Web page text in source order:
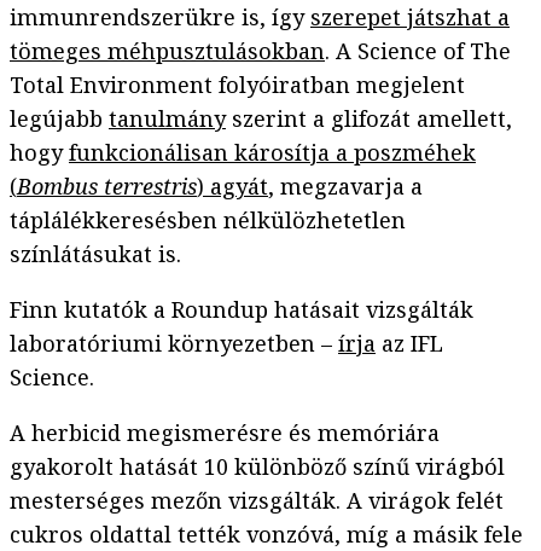
immunrendszerükre is, így szerepet játszhat a
tömeges méhpusztulásokban. A Science of The
Total Environment folyóiratban megjelent
legújabb tanulmányszerint a glifozát amellett,
hogyfunkcionálisan károsítja a poszméhek
(Bombus terrestris) agyát, megzavarja a
táplálékkeresésben nélkülözhetetlen
színlátásukat is.
Finn kutatók a Roundup hatásait vizsgálták
laboratóriumi környezetben – írja az IFL
Science.
A herbicid megismerésre és memóriára
gyakorolt hatását 10 különböző színű virágból
mesterséges mezőn vizsgálták. A virágok felét
cukros oldattal tették vonzóvá, míg a másik fele